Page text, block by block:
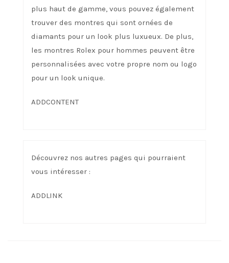
plus haut de gamme, vous pouvez également
trouver des montres qui sont ornées de
diamants pour un look plus luxueux. De plus,
les montres Rolex pour hommes peuvent être
personnalisées avec votre propre nom ou logo
pour un look unique.
ADDCONTENT
Découvrez nos autres pages qui pourraient
vous intéresser :
ADDLINK